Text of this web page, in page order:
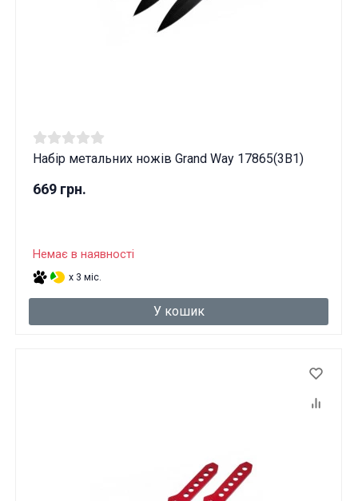
Набір метальних ножів Grand Way 17865(3В1)
669 грн.
Немає в наявності
x 3 міс.
У кошик